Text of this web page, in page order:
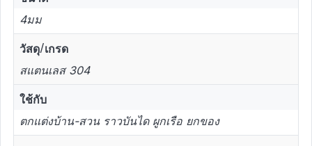
4มม
วัสดุ/เกรด
สแตนเลส 304
ใช้กับ
ตกแต่งบ้าน-สวน ราวบันได ผูกเรือ ยกของ